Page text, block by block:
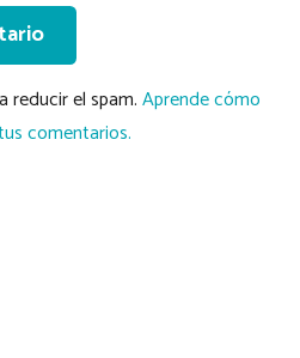
reducir el spam.Aprende cómo
comentarios.